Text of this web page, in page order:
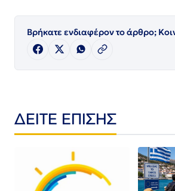
Βρήκατε ενδιαφέρον το άρθρο;
ΔΕΙΤΕ ΕΠΙΣΗΣ